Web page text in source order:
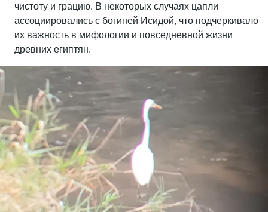
чистоту и грацию. В некоторых случаях цапли
ассоциировались с богиней Исидой, что подчеркивало
их важность в мифологии и повседневной жизни
древних египтян.